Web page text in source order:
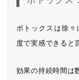
ボトックスは徐
度で実感できると
効果の持続時間は